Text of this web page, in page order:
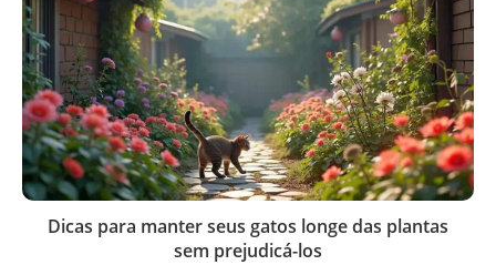
Dicas para manter seus gatos longe das plantas
sem prejudicá-los